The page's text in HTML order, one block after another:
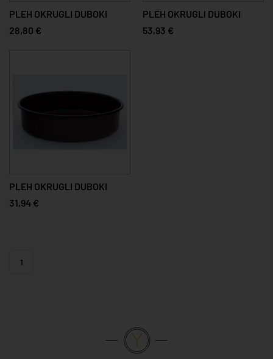
PLEH OKRUGLI DUBOKI
28,80 €
PLEH OKRUGLI DUBOKI
53,93 €
PLEH OKRUGLI DUBOKI
31,94 €
1